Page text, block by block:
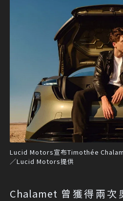
Lucid Motors宣布Timothée
／Lucid Motors提供
Chalamet 曾獲得兩次